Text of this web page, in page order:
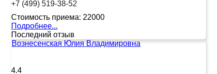
+7 (499) 519-38-52
Стоимость приема: 22000
Подробнее...
Последний отзыв
Вознесенская Юлия Владимировна
4.4